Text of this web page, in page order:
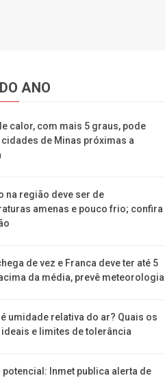
ANO
calor, com mais 5 graus, pode
de Minas próximas a
na região deve ser de
amenas e pouco frio; confira
de vez e Franca deve ter até 5
da média, prevê meteorologia
é umidade relativa do ar? Quais os
ideais e limites de tolerância
potencial: Inmet publica alerta de